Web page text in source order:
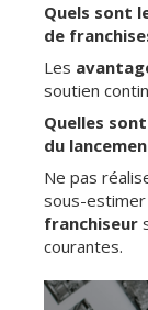
Quels sont
de
Les
soutien
Quelles
du
Ne pas
sous-estimer
franchiseur
courantes.